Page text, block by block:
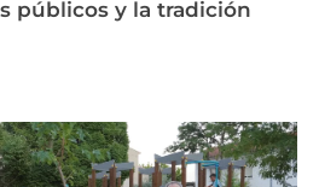
públicos y la tradición